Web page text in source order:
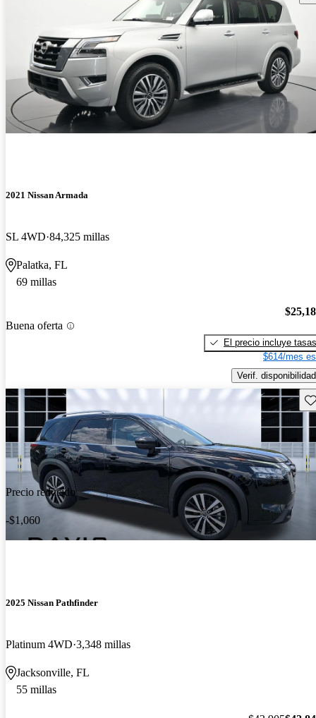
2021 Nissan Armada
SL 4WD 84,325 millas
Palatka, FL
69 millas
Buena oferta
El precio incluye tasas
$614/mes
Verif. disponibilidad
Precio reducido
-$1,060
2025 Nissan Pathfinder
Platinum 4WD 3,348 millas
Jacksonville, FL
55 millas